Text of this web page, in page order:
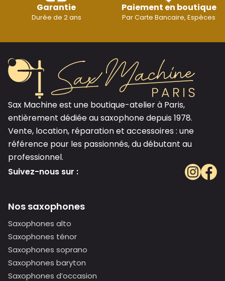
Garantie
Durée de 2 ans
Paiement en boutique
Par Carte Bancaire, Espèces
Sax Machine est une boutique-atelier à Paris,
entièrement dédiée au saxophone depuis 1978.
Vente, location, réparation et accessoires : une
référence pour les passionnés, du débutant au
professionnel.
Suivez-nous sur :
Nos saxophones
Saxophones alto
Saxophones ténor
Saxophones soprano
Saxophones baryton
Saxophones d’occasion